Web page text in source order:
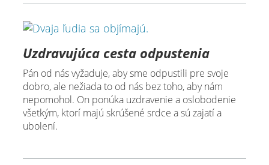
Uzdravujúca cesta odpustenia
Pán od nás vyžaduje, aby sme odpustili pre svoje
dobro, ale nežiada to od nás bez toho, aby nám
nepomohol. On ponúka uzdravenie a oslobodenie
všetkým, ktorí majú skrúšené srdce a sú zajatí a
ubolení.